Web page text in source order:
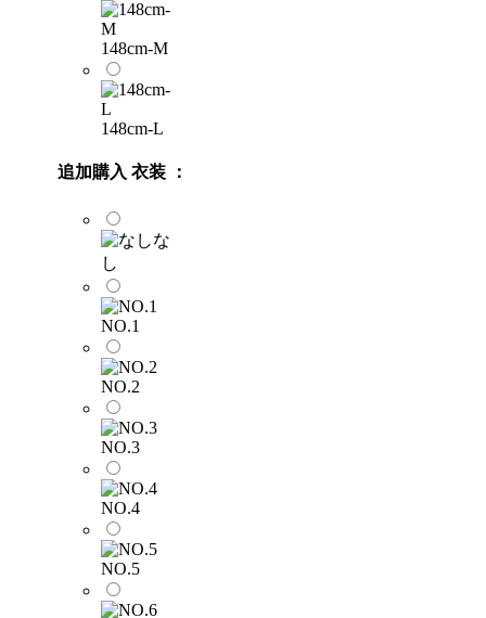
148cm-M
148cm-L
追加購入 衣装 ：
な
し
NO.1
NO.2
NO.3
NO.4
NO.5